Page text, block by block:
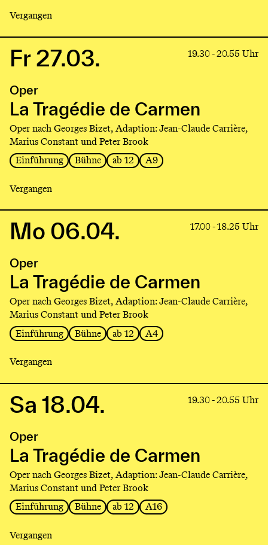
Vergangen
Link
Tragédie
Carmen
Fr 27.03. 19.30 - 20.55 Uhr
Oper
La Tragédie de Carmen
Oper nach Georges Bizet, Adaption: Jean-Claude Carrière,
Marius Constant und Peter Brook
Einführung
Bühne ab 12 A9
Vergangen
Link
Tragédie
Carmen
Mo 06.04. 17.00 - 18.25 Uhr
Oper
La Tragédie de Carmen
Oper nach Georges Bizet, Adaption: Jean-Claude Carrière,
Marius Constant und Peter Brook
Einführung
Bühne ab 12 A4
Vergangen
Link
Tragédie
Carmen
Sa 18.04. 19.30 - 20.55 Uhr
Oper
La Tragédie de Carmen
Oper nach Georges Bizet, Adaption: Jean-Claude Carrière,
Marius Constant und Peter Brook
Einführung
Bühne ab 12 A16
Vergangen